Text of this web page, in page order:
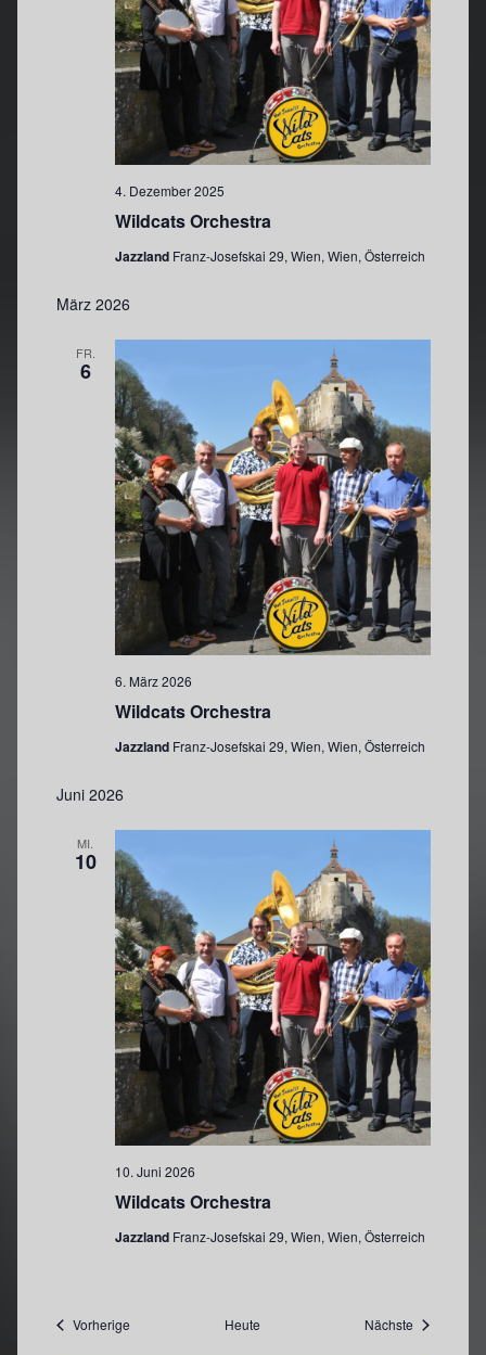
Wildcats Orchestra
4. Dezember 2025
Jazzland Franz-Josefskai 29, Wien, Wien, Österreich
März 2026
FR.
6
Wildcats Orchestra
6. März 2026
Jazzland Franz-Josefskai 29, Wien, Wien, Österreich
Juni 2026
MI.
10
Wildcats Orchestra
10. Juni 2026
Jazzland Franz-Josefskai 29, Wien, Wien, Österreich
VorherigeVeranstaltungen Heute Nächste